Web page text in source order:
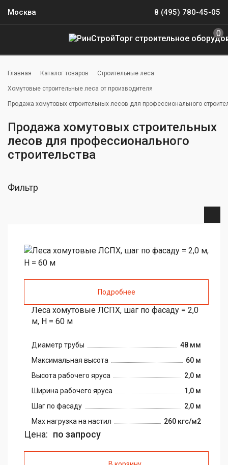
Москва 8 (495) 780-45-05
0
Главная Каталог товаров Строительные леса
Хомутовые строительные леса от производителя
Продажа хомутовых строительных лесов для профессионального
Продажа хомутовых строительных
лесов для профессионального
строительства
Фильтр
Подробнее
Леса хомутовые ЛСПХ, шаг по фасаду = 2,0
м, H = 60 м
Диаметр трубы
48 мм
Максимальная высота
60 м
Высота рабочего яруса
2,0 м
Ширина рабочего яруса
1,0 м
Шаг по фасаду
2,0 м
Max нагрузка на настил
260 кгс/м2
Цена: по запросу